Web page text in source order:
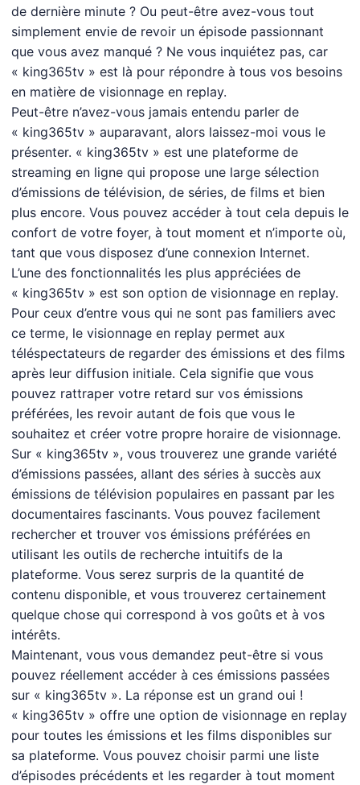
de dernière minute ? Ou peut-être avez-vous tout
simplement envie de revoir un épisode passionnant
que vous avez manqué ? Ne vous inquiétez pas, car
« king365tv » est là pour répondre à tous vos besoins
en matière de visionnage en replay.
Peut-être n’avez-vous jamais entendu parler de
« king365tv » auparavant, alors laissez-moi vous le
présenter. « king365tv » est une plateforme de
streaming en ligne qui propose une large sélection
d’émissions de télévision, de séries, de films et bien
plus encore. Vous pouvez accéder à tout cela depuis le
confort de votre foyer, à tout moment et n’importe où,
tant que vous disposez d’une connexion Internet.
L’une des fonctionnalités les plus appréciées de
« king365tv » est son option de visionnage en replay.
Pour ceux d’entre vous qui ne sont pas familiers avec
ce terme, le visionnage en replay permet aux
téléspectateurs de regarder des émissions et des films
après leur diffusion initiale. Cela signifie que vous
pouvez rattraper votre retard sur vos émissions
préférées, les revoir autant de fois que vous le
souhaitez et créer votre propre horaire de visionnage.
Sur « king365tv », vous trouverez une grande variété
d’émissions passées, allant des séries à succès aux
émissions de télévision populaires en passant par les
documentaires fascinants. Vous pouvez facilement
rechercher et trouver vos émissions préférées en
utilisant les outils de recherche intuitifs de la
plateforme. Vous serez surpris de la quantité de
contenu disponible, et vous trouverez certainement
quelque chose qui correspond à vos goûts et à vos
intérêts.
Maintenant, vous vous demandez peut-être si vous
pouvez réellement accéder à ces émissions passées
sur « king365tv ». La réponse est un grand oui !
« king365tv » offre une option de visionnage en replay
pour toutes les émissions et les films disponibles sur
sa plateforme. Vous pouvez choisir parmi une liste
d’épisodes précédents et les regarder à tout moment